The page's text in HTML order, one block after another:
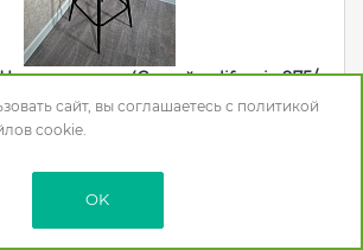
велюр (Серый california 975/
Черный конус)
сайт, вы соглашаетесь с политикой
cookie.
OK